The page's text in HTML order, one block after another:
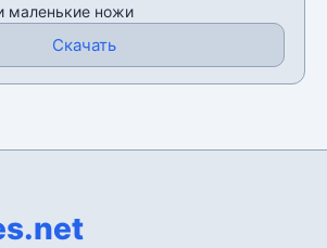
маленькие ножи
Скачать